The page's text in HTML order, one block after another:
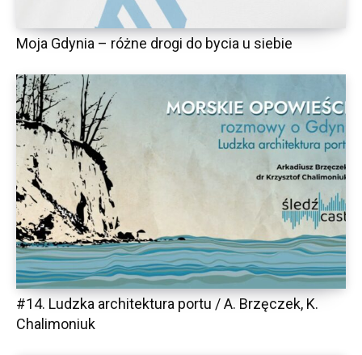
Moja Gdynia – różne drogi do bycia u siebie
#14. Ludzka architektura portu / A. Brzęczek, K.
Chalimoniuk